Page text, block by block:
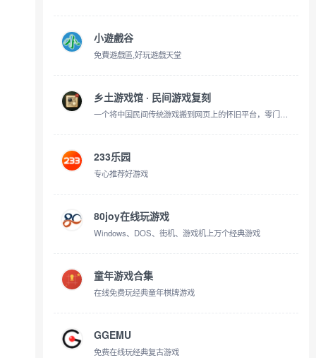
小遊戲谷
免費遊戲區,好玩遊戲天堂
乡土游戏馆 · 民间游戏复刻
一个将中国民间传统游戏搬到网页上的怀旧平台，零门槛、免登录、打开即玩。
233乐园
专心推荐好游戏
80joy在线玩游戏
Windows、DOS、街机、游戏机上万个经典游戏
童年游戏合集
在线免费玩经典童年棋牌游戏
GGEMU
免费在线玩经典复古游戏